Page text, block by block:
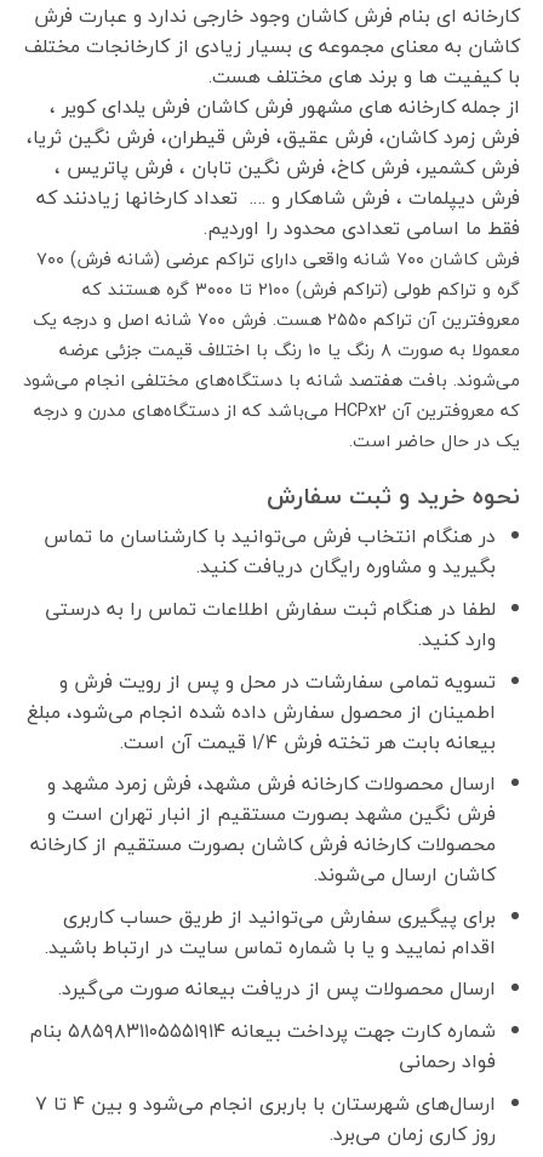
کارخانه ای بنام فرش کاشان وجود خارجی ندارد و عبارت فرش
کاشان به معنای مجموعه ی بسیار زیادی از کارخانجات مختلف
با کیفیت ها و برند های مختلف هست.
از جمله کارخانه های مشهور فرش کاشان فرش یلدای کویر ،
فرش زمرد کاشان، فرش عقیق، فرش قیطران، فرش نگین ثریا،
فرش کشمیر، فرش کاخ، فرش نگین تابان ، فرش پاتریس ،
فرش دیپلمات ، فرش شاهکار و …. تعداد کارخانها زیادنند که
فقط ما اسامی تعدادی محدود را اوردیم.
فرش کاشان ۷۰۰ شانه واقعی دارای تراکم عرضی (شانه فرش) ۷۰۰
گره و تراکم طولی (تراکم فرش) ۲۱۰۰ تا ۳۰۰۰ گره هستند که
معروفترین آن تراکم ۲۵۵۰ هست. فرش ۷۰۰ شانه اصل و درجه یک
معمولا به صورت ۸ رنگ یا ۱۰ رنگ با اختلاف قیمت جزئی عرضه
می‌شوند. بافت هفتصد شانه با دستگاه‌های مختلفی انجام می‌شود
که معروفترین آن HCPx2 می‌باشد که از دستگاه‌های مدرن و درجه
یک در حال حاضر است.
نحوه خرید و ثبت سفارش
در هنگام انتخاب فرش می‌توانید با کارشناسان ما تماس
بگیرید و مشاوره رایگان دریافت کنید.
لطفا در هنگام ثبت سفارش اطلاعات تماس را به درستی
وارد کنید.
تسویه تمامی سفارشات در محل و پس از رویت فرش و
اطمینان از محصول سفارش داده شده انجام می‌شود، مبلغ
بیعانه بابت هر تخته فرش ۱/۴ قیمت آن است.
ارسال محصولات کارخانه فرش مشهد، فرش زمرد مشهد و
فرش نگین مشهد بصورت مستقیم از انبار تهران است و
محصولات کارخانه فرش کاشان بصورت مستقیم از کارخانه
کاشان ارسال می‌شوند.
برای پیگیری سفارش می‌توانید از طریق حساب کاربری
اقدام نمایید و یا با شماره تماس سایت در ارتباط باشید.
ارسال محصولات پس از دریافت بیعانه صورت می‌گیرد.
شماره کارت جهت پرداخت بیعانه ۵۸۵۹۸۳۱۱۰۵۵۵۱۹۱۴ بنام
فواد رحمانی
ارسال‌های شهرستان با باربری انجام می‌شود و بین ۴ تا ۷
روز کاری زمان می‌برد.